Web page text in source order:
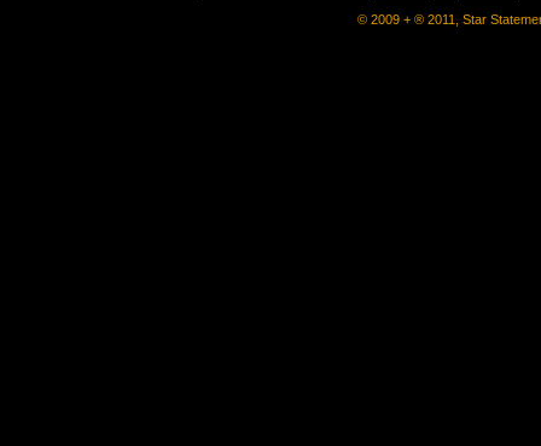
© 2009 + ® 2011, Star